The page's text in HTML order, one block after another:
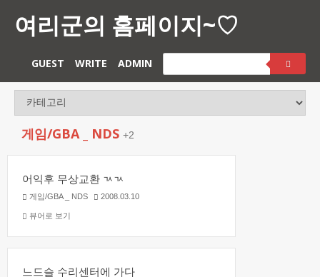
여리군의 홈페이지~♡
GUEST WRITE ADMIN
게임/GBA _ NDS +2
어익후 무상교환 ㄳㄳ
게임/GBA _ NDS 2008.03.10
뷰어로 보기
느드슬 수리센터에 가다